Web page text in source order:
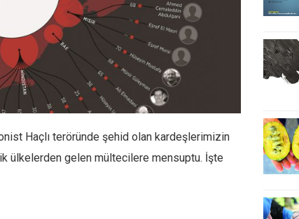
Haçlı teröründe şehid olan kardeşlerimizin
ülkelerden gelen mültecilere mensuptu. İşte